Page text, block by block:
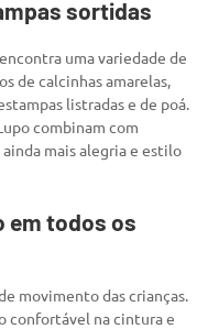
sortidas
uma variedade de
de calcinhas amarelas,
listradas e de poá.
combinam com
mais alegria e estilo
em todos os
movimento das crianças.
confortável na cintura e